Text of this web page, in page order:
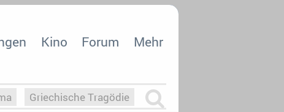
Kino Forum Mehr
Griechische Tragödie